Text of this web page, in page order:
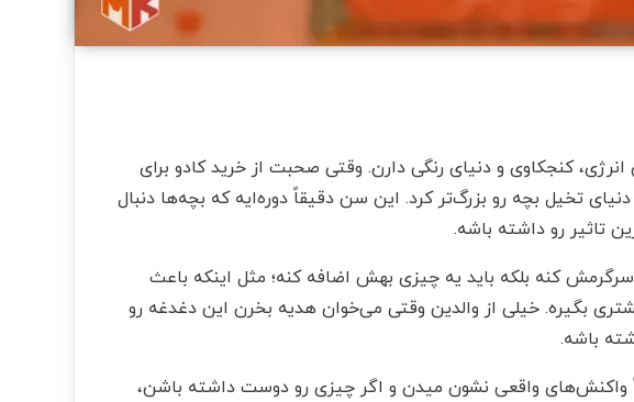
کنجکاوی و دنیای رنگی دارن. وقتی صحبت از خرید کادوبرای
تخیل بچه رو بزرگ‌تر کرد. این سن دقیقاً دوره‌ایه که بچه‌ها دنبال
تاثیر رو داشته باشه.
کنه بلکه باید یه چیزی بهش اضافه کنه؛ مثل اینکه باعث
بگیره. خیلی از والدین وقتی می‌خوان هدیه بخرن این دغدغه رو
باشه.
واقعی نشون میدن و اگر چیزی رو دوست داشته باشن،